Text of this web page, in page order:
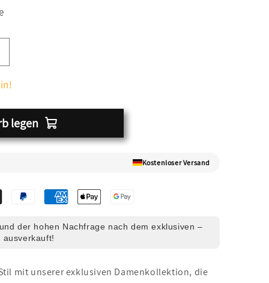
legen
Kostenloser Versand
der hohen Nachfrage nach dem exklusiven –
ausverkauft!
mit unserer exklusiven Damenkollektion, die